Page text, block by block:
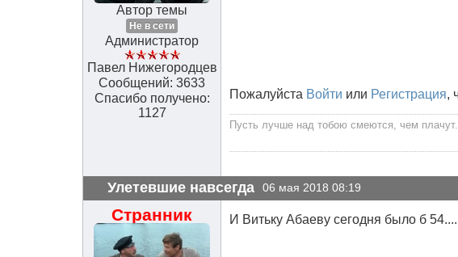
Автор темы
Не в сети
Администратор
Павел Нижегородцев
Сообщений: 3633
Спасибо получено:
1127
Пожалуйста Войти или Регистрация,
Пусть лучше над тобою смеются, чем
Улетевшие навсегда 06 мая 2018 08:19
Странник И Витьку Абаеву сегодня было б